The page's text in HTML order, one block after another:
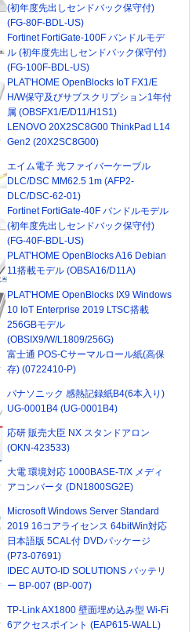
(初年度先出しセンドバック保守付)
(FG-80F-BDL-US)
Fortinet FortiGate-100F バンドルモデ
ル (初年度先出しセンドバック保守付)
(FG-100F-BDL-US)
PLAT'HOME OpenBlocks IoT FX1/E
H/W保守及びサブスクリプション1年付
属 (OBSFX1/E/D11/H1S1)
LENOVO 20X2SC8G00 ThinkPad L14
Gen2 (20X2SC8G00)
エイム電子 光ファイバーケーブル
DLC/DSC MM62.5 1m (AFP2-
DLC/DSC-62-01)
Fortinet FortiGate-40F バンドルモデル
(初年度先出しセンドバック保守付)
(FG-40F-BDL-US)
PLAT'HOME OpenBlocks A16 Debian
11搭載モデル (OBSA16/D11A)
PLAT'HOME OpenBlocks IX9 Windows
10 IoT Enterprise 2019 LTSC搭載
256GBモデル
(OBSIX9/W/L1809/256G)
富士通 POS-Cサーマルロール紙(高保
存) (0722410-P)
パナソニック 感熱記録紙B4(6本入り)
UG-0001B4 (UG-0001B4)
応研 販売大臣 NX スタンドアロン
(OKN-423533)
大電 環境対応 1000BASE-T/X メディ
アコンバータ (DN1800SG2E)
Microsoft Windows Server Standard
2019 16コアライセンス 64bitWin対応
日本語版 5CAL付 DVDパッケージ
(P73-07691)
IDEC AUTO-ID SOLUTIONS バッテリ
ー BP-007 (BP-007)
TP-Link AX1800 壁面埋め込み型 Wi-Fi
6アクセスポイント (EAP615-WALL)